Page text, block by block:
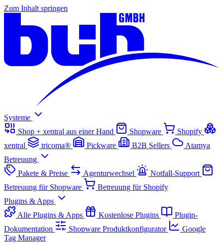
Zum Inhalt springen
Systeme
Shop + xentral aus einer Hand
Shopware
Shopify
xentral
tricoma® Pickware B2B Sellers
Atamya
Betreuung
Pakete & Preise
Agenturwechsel
Notfall-Support
Betreuung für Shopware
Betreuung für Shopify
Plugins & Apps
Alle Plugins & Apps
Kostenlose Plugins
Plugin-
Dokumentation
Shopware Produktkonfigurator
Google
Tag Manager